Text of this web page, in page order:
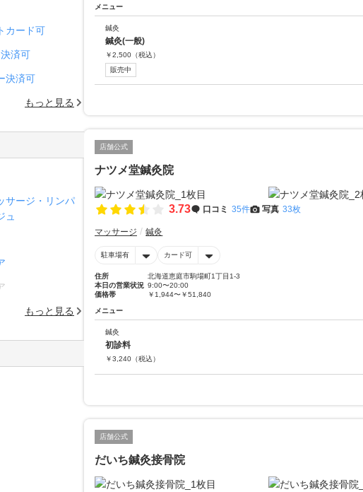
メニュー
鍼灸
鍼灸(一般)
￥2,500 （税込）
販売中
店舗公式
ナツメ堂鍼灸院
3.73 口コミ 35件 写真 33枚
マッサージ 鍼灸
駐車場有 カード可
住所
北海道恵庭市駒場町1丁目1-3
本日の営業状況 9:00〜20:00
価格帯
￥1,944〜￥51,840
メニュー
鍼灸
初診料
￥3,240 （税込）
店舗公式
だいち鍼灸接骨院
カード可
済可
決済可
もっと見る
サージ・リンパ
ュ
もっと見る